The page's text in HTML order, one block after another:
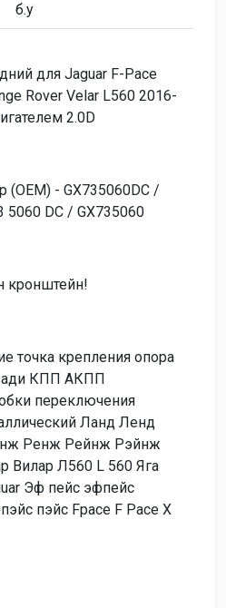
б.у
для Jaguar F-Pace
Rover Velar L560 2016-
2.0D
- GX735060DC /
5060 DC / GX735060
кронштейн!
точка крепления опора
КПП АКПП
переключения
Ланд Ленд
Ренж Рейнж Рэйнж
Вилар Л560 L 560 Яга
Эф пейс эфпейс
пэйс Fpace F Pace X